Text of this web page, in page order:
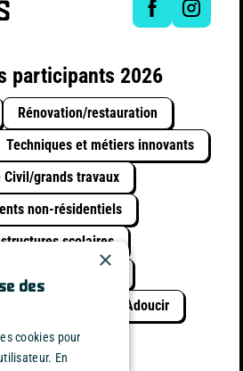
participants 2026
Rénovation/restauration
Techniques et métiers innovants
Civil/grands travaux
non-résidentiels
scolaires
Verdir / Adoucir
avec l'eau
×
des
cookies pour
En